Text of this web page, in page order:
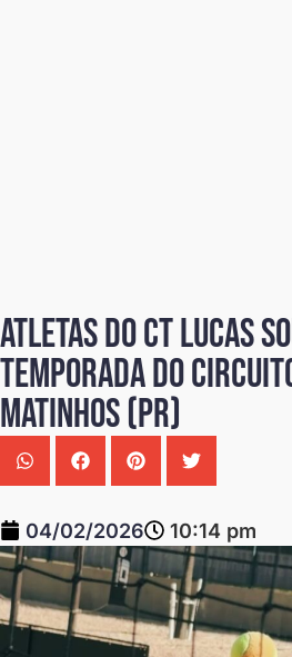
Atletas do CT Lucas
temporada do
Matinhos (PR)
04/02/2026 10:14 pm